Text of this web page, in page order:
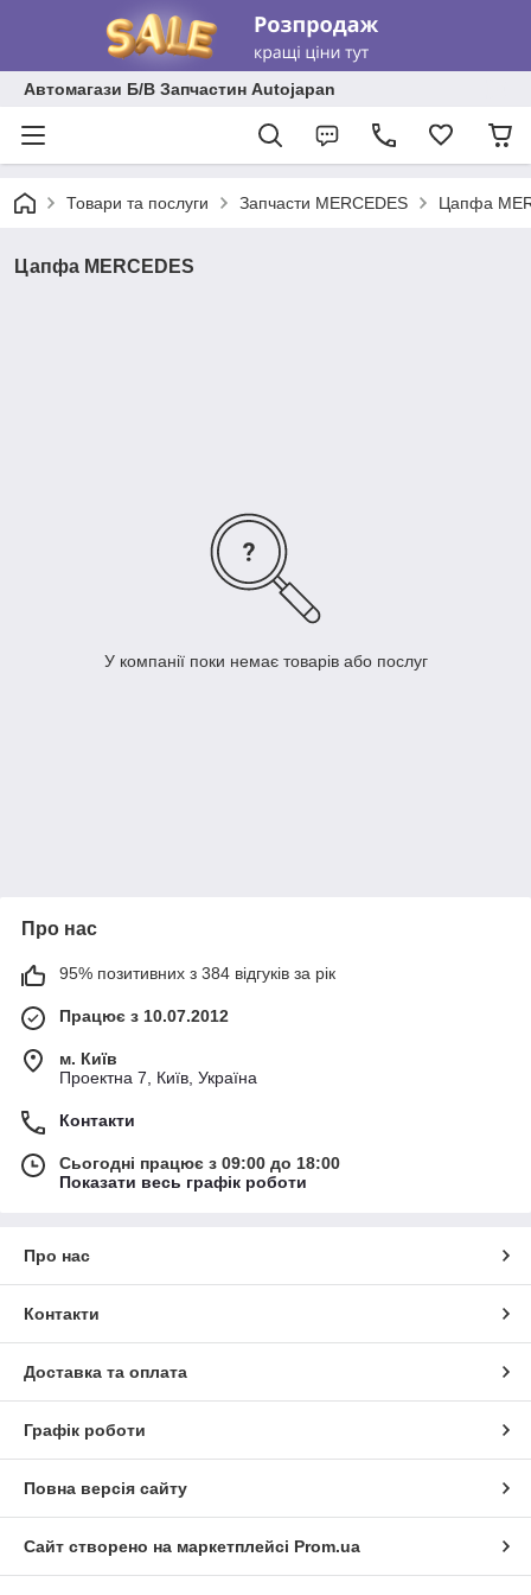
Автомагази Б/В Запчастин Autojapan
Товари та послуги Запчасти MERCEDES Цапфа
Цапфа MERCEDES
У компанії поки немає товарів або послуг
Про нас
95% позитивних з 384 відгуків за рік
Працює з 10.07.2012
м. Київ
Проектна 7, Київ, Україна
Контакти
Сьогодні працює з 09:00 до 18:00
Показати весь графік роботи
Про нас
Контакти
Доставка та оплата
Графік роботи
Повна версія сайту
Сайт створено на маркетплейсі Prom.ua